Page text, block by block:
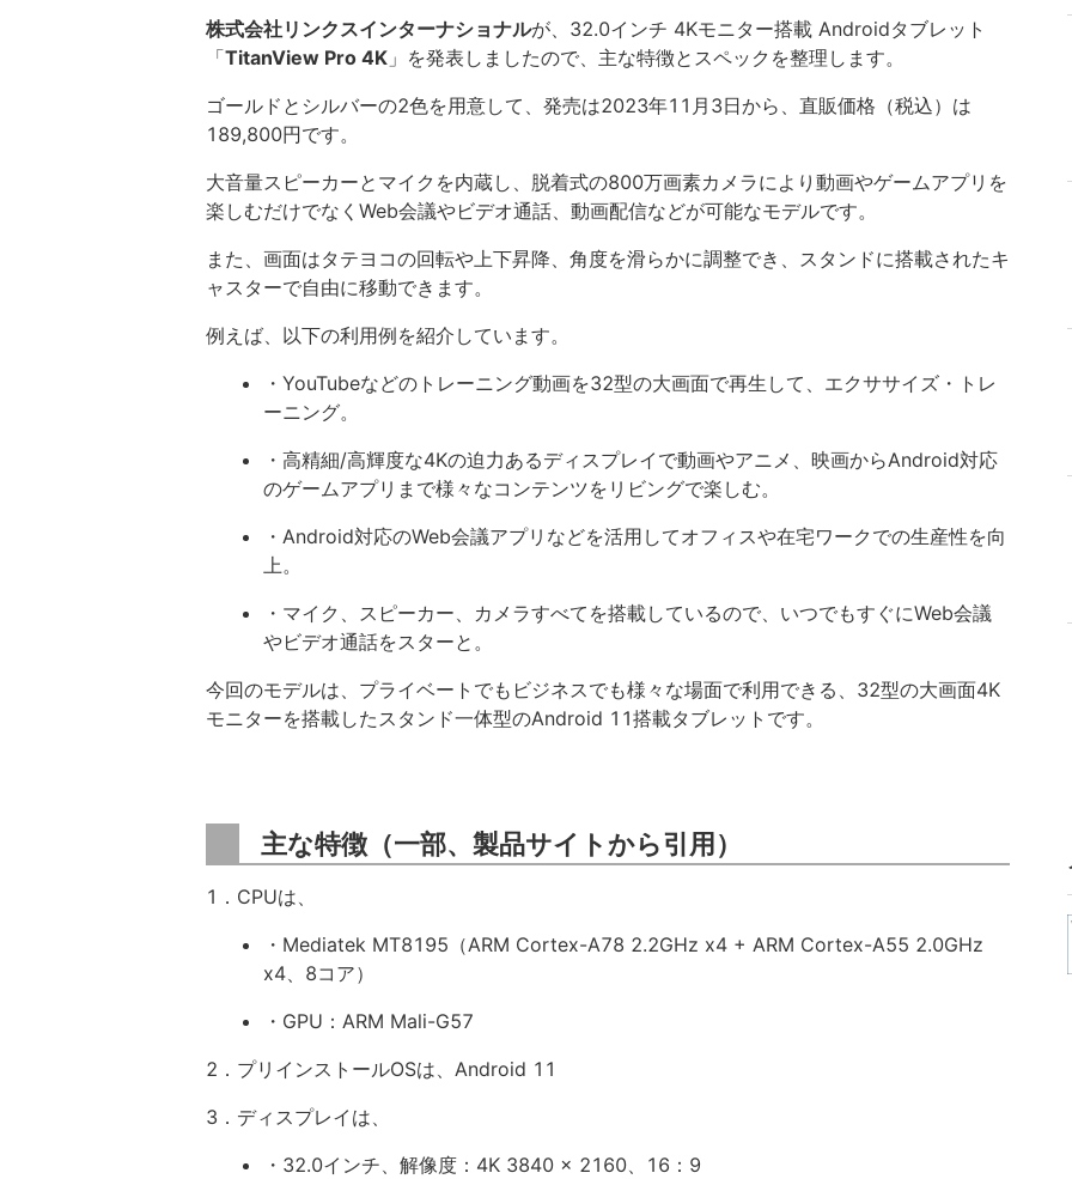
株式会社リンクスインターナショナルが、32.0インチ 4Kモニター搭載 Androidタブレット
「TitanView Pro 4K 」を発表しましたので、主な特徴とスペックを整理します。
ゴールドとシルバーの2色を用意して、発売は2023年11月3日から、直販価格（税込）は
189,800円です。
大音量スピーカーとマイクを内蔵し、脱着式の800万画素カメラにより動画やゲームアプリを
楽しむだけでなくWeb会議やビデオ通話、動画配信などが可能なモデルです。
また、画面はタテヨコの回転や上下昇降、角度を滑らかに調整でき、スタンドに搭載されたキ
ャスターで自由に移動できます。
例えば、以下の利用例を紹介しています。
・YouTubeなどのトレーニング動画を32型の大画面で再生して、エクササイズ・トレ
ーニング。
・高精細/高輝度な4Kの迫力あるディスプレイで動画やアニメ、映画からAndroid対応
のゲームアプリまで様々なコンテンツをリビングで楽しむ。
・Android対応のWeb会議アプリなどを活用してオフィスや在宅ワークでの生産性を向
上。
・マイク、スピーカー、カメラすべてを搭載しているので、いつでもすぐにWeb会議
やビデオ通話をスターと。
今回のモデルは、プライベートでもビジネスでも様々な場面で利用できる、32型の大画面4K
モニターを搭載したスタンド一体型のAndroid 11搭載タブレットです。
主な特徴（一部、製品サイトから引用）
1．CPUは、
・Mediatek MT8195（ARM Cortex-A78 2.2GHz x4 + ARM Cortex-A55 2.0GHz
x4、8コア）
・GPU：ARM Mali-G57
2．プリインストールOSは、Android 11
3．ディスプレイは、
・32.0インチ、解像度：4K 3840 x 2160、16：9